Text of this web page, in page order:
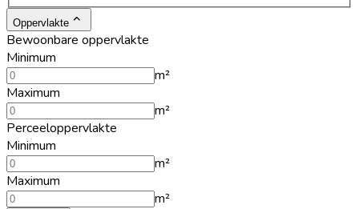
Oppervlakte
Bewoonbare oppervlakte
Minimum
m²
Maximum
m²
Perceeloppervlakte
Minimum
m²
Maximum
m²